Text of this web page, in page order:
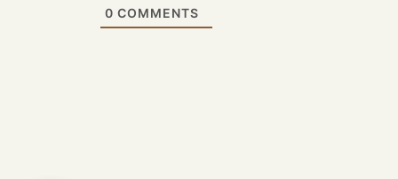
0 COMMENTS